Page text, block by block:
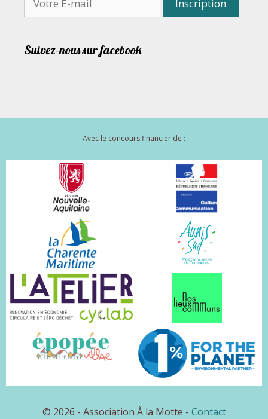
Suivez-nous sur facebook
Avec le concours financier de :
© 2026 - Association À la Motte - Contact